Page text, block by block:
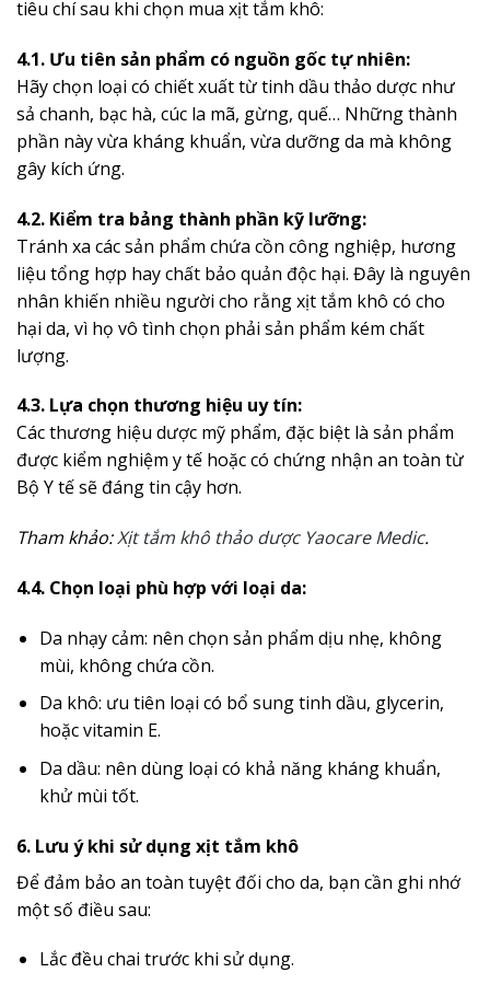
tiêu chí sau khi chọn mua xịt tắm khô:
4.1. Ưu tiên sản phẩm có nguồn gốc tự nhiên:
Hãy chọn loại có chiết xuất từ tinh dầu thảo dược như
sả chanh, bạc hà, cúc la mã, gừng, quế… Những thành
phần này vừa kháng khuẩn, vừa dưỡng da mà không
gây kích ứng.
4.2. Kiểm tra bảng thành phần kỹ lưỡng:
Tránh xa các sản phẩm chứa cồn công nghiệp, hương
liệu tổng hợp hay chất bảo quản độc hại. Đây là nguyên
nhân khiến nhiều người cho rằng xịt tắm khô có cho
hại da, vì họ vô tình chọn phải sản phẩm kém chất
lượng.
4.3. Lựa chọn thương hiệu uy tín:
Các thương hiệu dược mỹ phẩm, đặc biệt là sản phẩm
được kiểm nghiệm y tế hoặc có chứng nhận an toàn từ
Bộ Y tế sẽ đáng tin cậy hơn.
Tham khảo:Xịt tắm khô thảo dược Yaocare Medic.
4.4. Chọn loại phù hợp với loại da:
Da nhạy cảm: nên chọn sản phẩm dịu nhẹ, không
mùi, không chứa cồn.
Da khô: ưu tiên loại có bổ sung tinh dầu, glycerin,
hoặc vitamin E.
Da dầu: nên dùng loại có khả năng kháng khuẩn,
khử mùi tốt.
6. Lưu ý khi sử dụng xịt tắm khô
Để đảm bảo an toàn tuyệt đối cho da, bạn cần ghi nhớ
một số điều sau:
Lắc đều chai trước khi sử dụng.